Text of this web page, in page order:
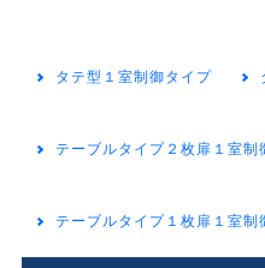
タテ型１室制御タイプ
テーブルタイプ２枚扉１室制
テーブルタイプ１枚扉１室制